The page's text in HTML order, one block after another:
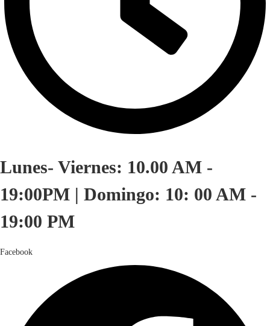
Lunes- Viernes: 10.00 AM -
19:00PM | Domingo: 10: 00 AM -
19:00 PM
Facebook